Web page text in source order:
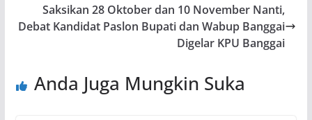
Saksikan 28 Oktober dan 10 November Nanti,
Debat Kandidat Paslon Bupati dan Wabup Banggai
Digelar KPU Banggai
Anda Juga Mungkin Suka